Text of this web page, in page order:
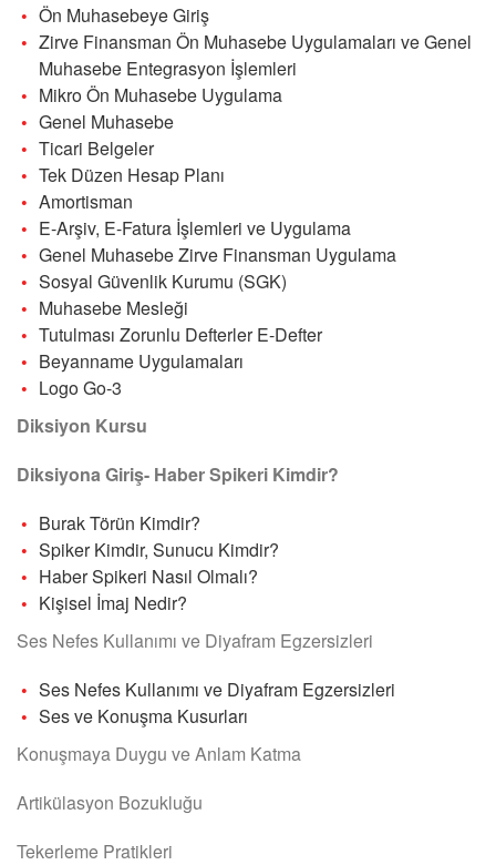
Ön Muhasebeye Giriş
Zirve Finansman Ön Muhasebe Uygulamaları ve Genel
Muhasebe Entegrasyon İşlemleri
Mikro Ön Muhasebe Uygulama
Genel Muhasebe
Ticari Belgeler
Tek Düzen Hesap Planı
Amortisman
E-Arşiv, E-Fatura İşlemleri ve Uygulama
Genel Muhasebe Zirve Finansman Uygulama
Sosyal Güvenlik Kurumu (SGK)
Muhasebe Mesleği
Tutulması Zorunlu Defterler E-Defter
Beyanname Uygulamaları
Logo Go-3
Diksiyon Kursu
Diksiyona Giriş- Haber Spikeri Kimdir?
Burak Törün Kimdir?
Spiker Kimdir, Sunucu Kimdir?
Haber Spikeri Nasıl Olmalı?
Kişisel İmaj Nedir?
Ses Nefes Kullanımı ve Diyafram Egzersizleri
Ses Nefes Kullanımı ve Diyafram Egzersizleri
Ses ve Konuşma Kusurları
Konuşmaya Duygu ve Anlam Katma
Artikülasyon Bozukluğu
Tekerleme Pratikleri